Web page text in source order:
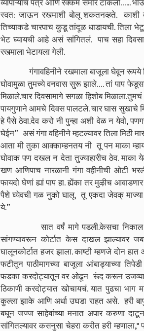
व्यापाऱ्याचं पत्र आणि रक्कम समोर टाकली…...
स्वत: जाऊन रखमाशी बोलू शकतनव्हते. काशी
तिच्याकडे चारपाच कुडू तांदूळ धाडायची. तिला
भेट घ्यायची आहे असं सांगितलं. पाच सहा
रखमाला भेटायला गेली.
गंगावहिनीने रखमाला बाजूला घेवून रूपये
घोवामुळा तुमच्ये वनवास सुरू झाले…. तां पाप
मिळाले.चार दिवसामागे सगळा हिशोब
पायगुणाने आमचे दिवस पालटले. चार घास सुखाचे
हे पैसे ठेवा.देव करो नी पुन्हा अशी वेळ न येवो,
घेईन” असं गंगा वहिनीने म्हटल्यावर तिला मिठी
आता मी तुका आक्काम्हनतय नी तू पन माका
घोवाक पण दखल न देता तुज्याहारीच ठेव. माका
खण आणिपाच नारळानी गंगा वहीनीची ओटी
फायदो घेणां ह्यां पाप हा. ह्येंका तर मुऴीच
पैशे घ्येवची गळ नुको घालू. तू एकदा जेवक्
ये.”
सात वर्षं मागे पडली.केसचा निकाल
सांगण्यावरून कोर्टात केस दाखल झाल्यावर
घालूनकोर्टात हजर झाला. काष्टी म्हणजे दोन
फटीतून पाठीमागच्या बाजूला आंबाड्याच्या
फडका करदोट्यातून वर ओढून रूंद करून उजव्या
ठिकाणी करदोट्यात खोचायचं. यात पुढचा भाग
कुल्ला झाके आणि अर्धा उघडा राहत असे. हरी
बघून जज्ज साहेबांच्या मनात अपार करुणा
सांगितल्यावर कसनुसा चेहरा करीत हरी